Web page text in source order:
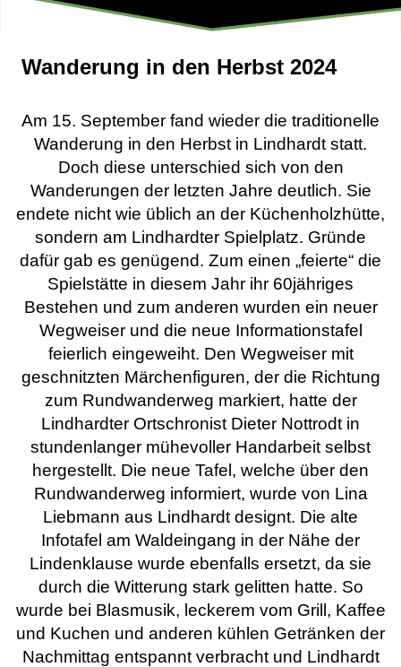
Wanderung in den Herbst 2024
Am 15. September fand wieder die traditionelle
Wanderung in den Herbst in Lindhardt statt.
Doch diese unterschied sich von den
Wanderungen der letzten Jahre deutlich. Sie
endete nicht wie üblich an der Küchenholzhütte,
sondern am Lindhardter Spielplatz. Gründe
dafür gab es genügend. Zum einen „feierte“ die
Spielstätte in diesem Jahr ihr 60jähriges
Bestehen und zum anderen wurden ein neuer
Wegweiser und die neue Informationstafel
feierlich eingeweiht. Den Wegweiser mit
geschnitzten Märchenfiguren, der die Richtung
zum Rundwanderweg markiert, hatte der
Lindhardter Ortschronist Dieter Nottrodt in
stundenlanger mühevoller Handarbeit selbst
hergestellt. Die neue Tafel, welche über den
Rundwanderweg informiert, wurde von Lina
Liebmann aus Lindhardt designt. Die alte
Infotafel am Waldeingang in der Nähe der
Lindenklause wurde ebenfalls ersetzt, da sie
durch die Witterung stark gelitten hatte. So
wurde bei Blasmusik, leckerem vom Grill, Kaffee
und Kuchen und anderen kühlen Getränken der
Nachmittag entspannt verbracht und Lindhardt